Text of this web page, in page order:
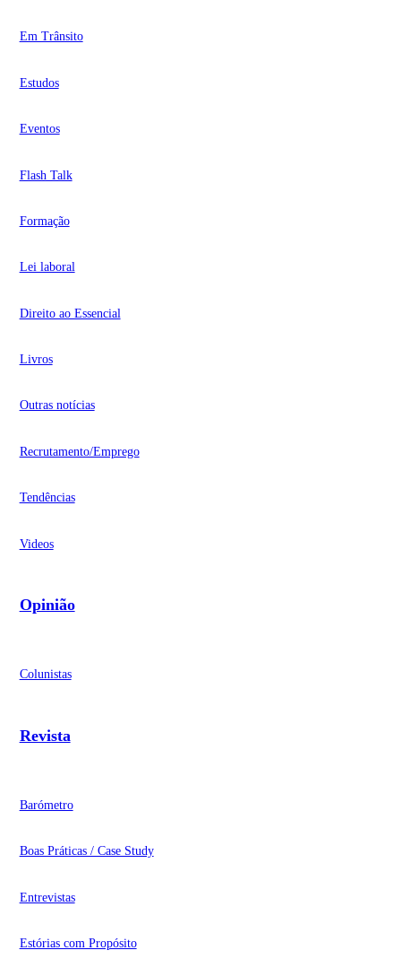
Em Trânsito
Estudos
Eventos
Flash Talk
Formação
Lei laboral
Direito ao Essencial
Livros
Outras notícias
Recrutamento/Emprego
Tendências
Videos
Opinião
Colunistas
Revista
Barómetro
Boas Práticas / Case Study
Entrevistas
Estórias com Propósito